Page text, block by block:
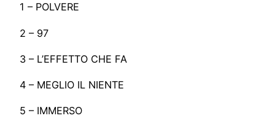
1 – POLVERE
2 – 97
3 – L’EFFETTO CHE FA
4 – MEGLIO IL NIENTE
5 – IMMERSO